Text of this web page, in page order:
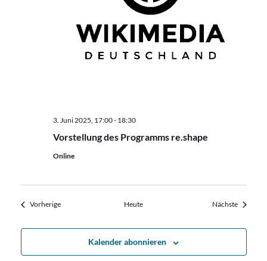
Vorstellung des Programms re.shape
3. Juni 2025, 17:00- 18:30
Online
VorherigeVeranstaltungen Heute Nächste
Kalender abonnieren